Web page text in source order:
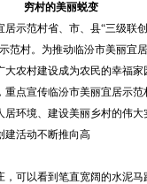
穷村的美丽蜕变
示范村省、市、县“三级联
范村。为推动临汾市美丽宜
农村建设成为农民的幸福
重点宣传临汾市美丽宜居示
环境、建设美丽乡村的伟
建活动不断推向高
以看到笔直宽阔的水泥马